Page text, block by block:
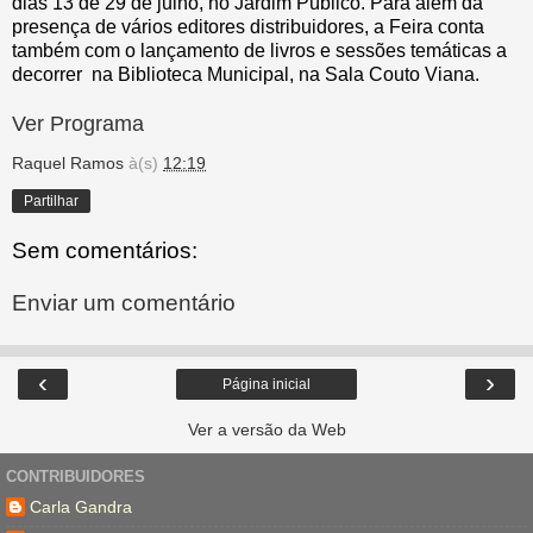
presença de vários editores distribuidores, a Feira conta
também com o lançamento de livros e sessões temáticas a
decorrer na Biblioteca Municipal, na Sala Couto Viana.
Ver Programa
Raquel Ramos à(s) 12:19
Partilhar
Sem comentários:
Enviar um comentário
‹ ›
Página inicial
Ver a versão da Web
CONTRIBUIDORES
Carla Gandra